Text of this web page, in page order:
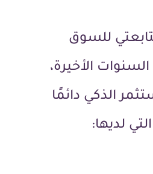
للسوق
الأخيرة،
الذكي دائمًا
لديها: